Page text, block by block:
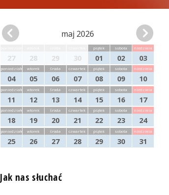
maj 2026
27 28 29 30
piątek
01
sobota
02
niedziela
03
poniedziałek
04
wtorek
05
środa
06
czwartek
07
piątek
08
sobota
09
niedziela
10
poniedziałek
11
wtorek
12
środa
13
czwartek
14
piątek
15
sobota
16
niedziela
17
poniedziałek
18
wtorek
19
środa
20
czwartek
21
piątek
22
sobota
23
niedziela
24
poniedziałek
25
wtorek
26
środa
27
czwartek
28
piątek
29
sobota
30
niedziela
31
Jak nas słuchać